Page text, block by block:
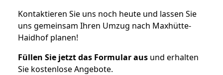
Kontaktieren Sie uns noch heute und lassen Sie
uns gemeinsam Ihren Umzug nach Maxhütte-
Haidhof planen!
Füllen Sie jetzt das Formular aus und erhalten
Sie kostenlose Angebote.